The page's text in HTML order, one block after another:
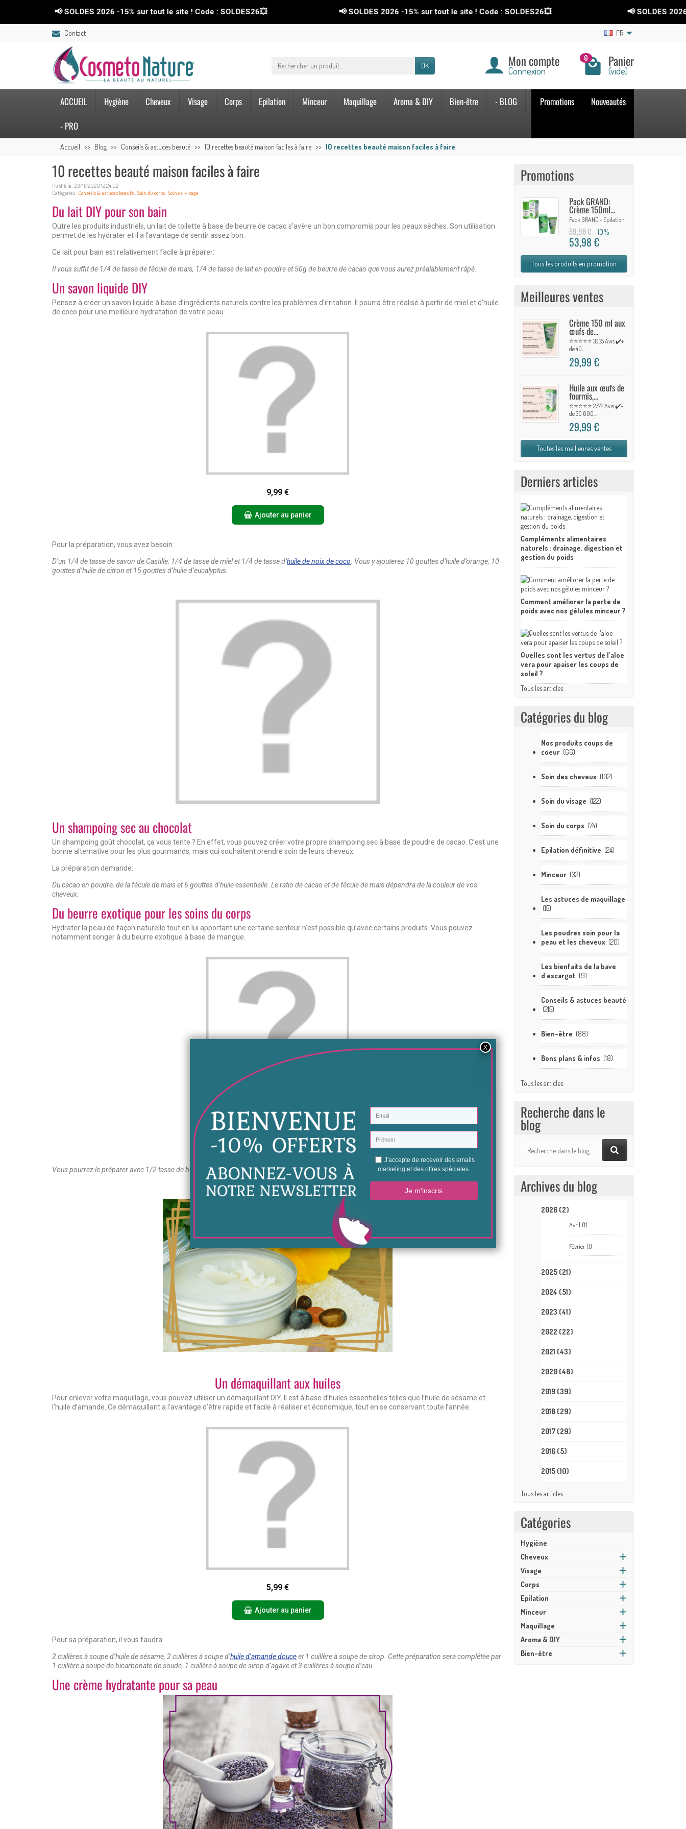
📢 SOLDES 2026 -15% sur tout le site ! Code : SOLDES26💥 📢 SOLDES 2026-15% sur tout le site ! Code : SOLDES26💥 📢 SOLDES 2026-15% sur
Contact FR
OK Mon compte
Connexion
0 Panier
(vide)
ACCUEIL Hygiène Cheveux Visage Corps Epilation Minceur Maquillage Aroma & DIY Bien-être
- BLOG
- PRO
Promotions Nouveautés
Accueil Blog Conseils & astuces beauté 10 recettes beauté maison faciles à faire 10 recettes beauté maison faciles à faire
10 recettes beauté maison faciles à faire
Publié le : 23/11/2020 12:24:02
Catégories : Conseils & astuces beauté ,Soin du corps,Soin du visage
Du lait DIY pour son bain
Outre les produits industriels, un lait de toilette à base de beurre de cacao s’avère un bon compromis pour les peaux sèches. Son utilisation
permet de les hydrater et il a l’avantage de sentir assez bon.
Ce lait pour bain est relativement facile à préparer:
Il vous suffit de 1/4 de tasse de fécule de maïs, 1/4 de tasse de lait en poudre et 50g de beurre de cacao que vous aurez préalablement râpé.
Un savon liquide DIY
Pensez à créer un savon liquide à base d’ingrédients naturels contre les problèmes d’irritation. Il pourra être réalisé à partir de miel et d’huile
de coco pour une meilleure hydratation de votre peau.
9,99 €
Ajouter au panier
Pour la préparation, vous avez besoin :
D’un 1/4 de tasse de savon de Castille, 1/4 de tasse de miel et 1/4 de tasse d’huile de noix de coco. Vous y ajouterez 10 gouttes d’huile d’orange, 10
gouttes d’huile de citron et 15 gouttes d’huile d’eucalyptus.
Un shampoing sec au chocolat
Un shampoing goût chocolat, ça vous tente ? En effet, vous pouvez créer votre propre shampoing sec à base de poudre de cacao. C’est une
bonne alternative pour les plus gourmands, mais qui souhaitent prendre soin de leurs cheveux.
La préparation demande:
Du cacao en poudre, de la fécule de maïs et 6 gouttes d’huile essentielle. Le ratio de cacao et de fécule de maïs dépendra de la couleur de vos
cheveux.
Du beurre exotique pour les soins du corps
Hydrater la peau de façon naturelle tout en lui apportant une certaine senteur n’est possible qu’avec certains produits. Vous pouvez
notamment songer à du beurre exotique à base de mangue.
Aperçu rapide
6,99 €
Ajouter au panier
Vous pourrez le préparer avec 1/2 tasse de beurre de mangue, 1 tasse de beurre de karité et 1/2 tasse d’huile d’amande.
Un démaquillant aux huiles
Pour enlever votre maquillage, vous pouvez utiliser un démaquillant DIY. Il est à base d’huiles essentielles telles que l’huile de sésame et
l’huile d’amande. Ce démaquillant a l’avantage d’être rapide et facile à réaliser et économique, tout en se conservant toute l’année.
5,99 €
Ajouter au panier
Pour sa préparation, il vous faudra:
2 cuillères à soupe d’huile de sésame, 2 cuillères à soupe d’huile d’amande douceet 1 cuillère à soupe de sirop. Cette préparation sera complétée par
1 cuillère à soupe de bicarbonate de soude, 1 cuillère à soupe de sirop d’agave et 3 cuillères à soupe d’eau.
Une crème hydratante pour sa peau
Promotions
Pack GRAND:
Crème 150ml...
Pack GRAND - Epilation
59,98 € -10%
53,98 €
Tous les produits en promotion
Meilleures ventes
Crème 150 ml aux
œufs de...
⭐⭐⭐⭐⭐ 3935 Avis ✔️+
de 40...
29,99 €
Huile aux œufs de
fourmis,...
⭐⭐⭐⭐⭐ 2772 Avis ✔️+
de 30 000...
29,99 €
Toutes les meilleures ventes
Derniers articles
Compléments alimentaires
naturels : drainage, digestion et
gestion du poids
Comment améliorer la perte de
poids avec nos gélules minceur ?
Quelles sont les vertus de l'aloe
vera pour apaiser les coups de
soleil ?
Tous les articles
Catégories du blog
Nos produits coups de
coeur (66)
Soin des cheveux (102)
Soin du visage (122)
Soin du corps (74)
Epilation définitive (24)
Minceur (32)
Les astuces de maquillage
(15)
Les poudres soin pour la
peau et les cheveux (20)
Les bienfaits de la bave
d'escargot (9)
Conseils & astuces beauté
(215)
Bien-être (88)
Bons plans & infos (18)
Tous les articles
Recherche dans le
blog
Archives du blog
2026 (2)
Avril (1)
Février(1)
2025 (21)
2024 (51)
2023 (41)
2022 (22)
2021 (43)
2020 (48)
2019 (39)
2018 (29)
2017 (29)
2016 (5)
2015 (10)
Tous les articles
Catégories
Hygiène
Cheveux
Visage
Corps
Epilation
Minceur
Maquillage
Aroma & DIY
Bien-être